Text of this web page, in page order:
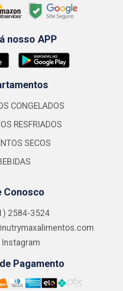
nosso APP
CONGELADOS
RESFRIADOS
SECOS
Conosco
2584-3524
Instagram
Pagamento